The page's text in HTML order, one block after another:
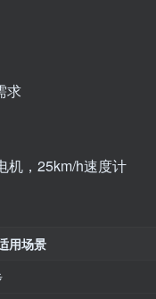
求
机，25km/h速度计
用场景